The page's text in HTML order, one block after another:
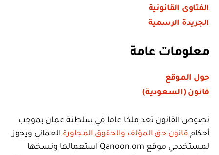
الفتاوى القانونية
الجريدة الرسمية
معلومات عامة
حول الموقع
قانون (السعودية)
نصوص القانون تعد ملكا عاما في سلطنة عمان بموجب
أحكام قانون حق المؤلف والحقوق المجاورة العماني ويجوز
لمستخدمي موقع Qanoon.om استعمالها ونسخها